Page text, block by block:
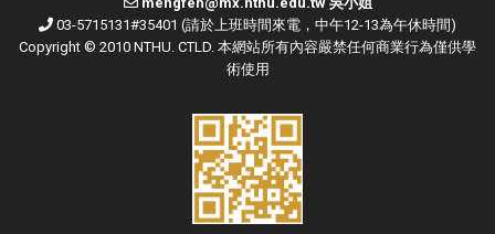
03-5715131#35401 (請於上班時間來電，中午12-13為午休時間)
Copyright © 2010 NTHU. CTLD. 本網站所有內容嚴禁任何商業行為僅供學
術使用